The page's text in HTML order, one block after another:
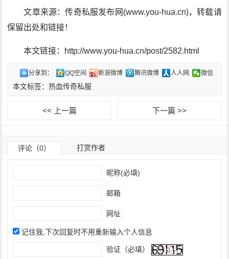
文章来源：传奇私服发布网(www.you-hua.cn)，转载请
保留出处和链接！
本文链接：http://www.you-hua.cn/post/2582.html
分享到： QQ空间 新浪微博 腾讯微博 人人网 微信
本文标签：热血传奇私服
<< 上一篇 下一篇 >>
评论（0） 打赏作者
昵称(必填)
邮箱
网址
记住我,下次回复时不用重新输入个人信息
验证（必填）